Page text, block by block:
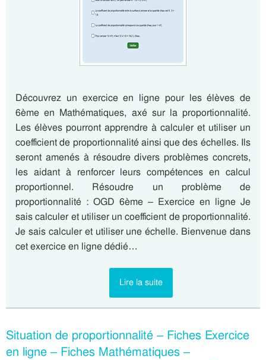
Découvrez un exercice en ligne pour les élèves de
6ème en Mathématiques, axé sur la proportionnalité.
Les élèves pourront apprendre à calculer et utiliser un
coefficient de proportionnalité ainsi que des échelles. Ils
seront amenés à résoudre divers problèmes concrets,
les aidant à renforcer leurs compétences en calcul
proportionnel. Résoudre un problème de
proportionnalité : OGD 6ème – Exercice en ligne Je
sais calculer et utiliser un coefficient de proportionnalité.
Je sais calculer et utiliser une échelle. Bienvenue dans
cet exercice en ligne dédié…
Lire la suite
Situation de proportionnalité – Fiches Exercice
en ligne – Fiches Mathématiques –